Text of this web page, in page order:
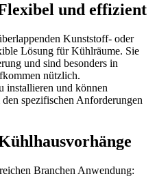
und effizient
Kunststoff- oder
Lösung für Kühlräume. Sie
und sind besonders in
nützlich.
installieren und können
spezifischen Anforderungen
Branchen Anwendung: